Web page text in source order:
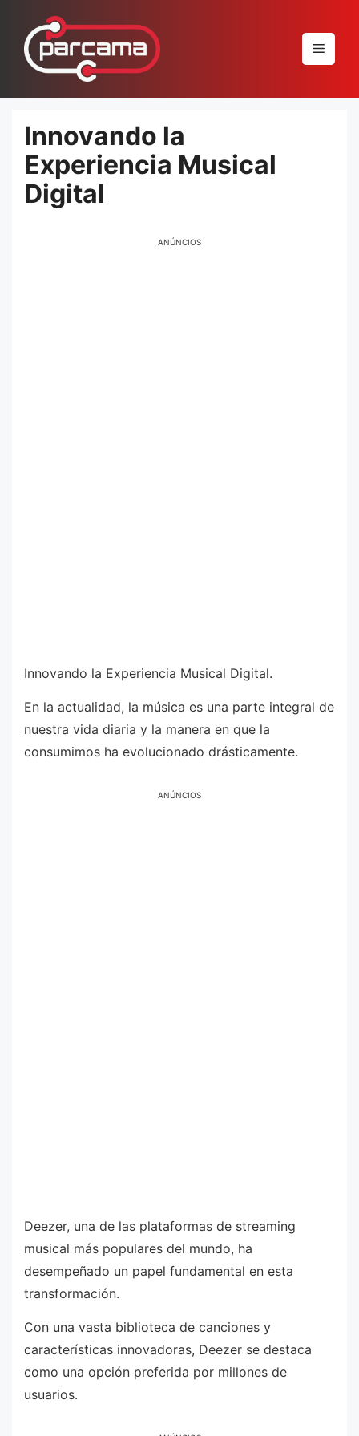
conteúdo
Menu
Innovando la
Experiencia Musical
Digital
ANÚNCIOS
Innovando la Experiencia Musical Digital.
En la actualidad, la música es una parte integral de
nuestra vida diaria y la manera en que la
consumimos ha evolucionado drásticamente.
ANÚNCIOS
Deezer, una de las plataformas de streaming
musical más populares del mundo, ha
desempeñado un papel fundamental en esta
transformación.
Con una vasta biblioteca de canciones y
características innovadoras, Deezer se destaca
como una opción preferida por millones de
usuarios.